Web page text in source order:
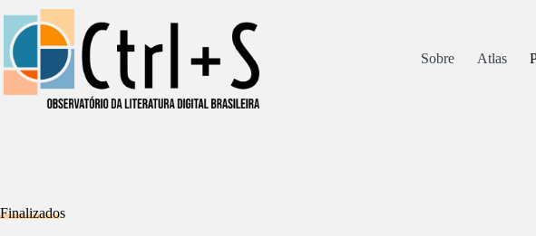
para
conteúdo
Sobre Atlas
Finalizados